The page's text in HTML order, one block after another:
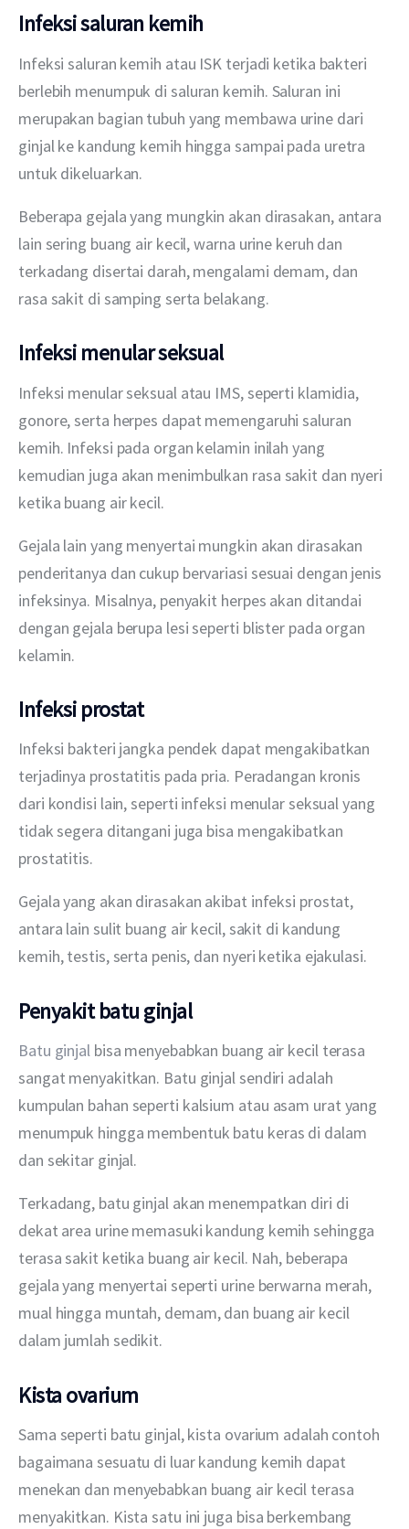
Infeksi saluran kemih
Infeksi saluran kemih atau ISK terjadi ketika bakteri
berlebih menumpuk di saluran kemih. Saluran ini
merupakan bagian tubuh yang membawa urine dari
ginjal ke kandung kemih hingga sampai pada uretra
untuk dikeluarkan.
Beberapa gejala yang mungkin akan dirasakan, antara
lain sering buang air kecil, warna urine keruh dan
terkadang disertai darah, mengalami demam, dan
rasa sakit di samping serta belakang.
Infeksi menular seksual
Infeksi menular seksual atau IMS, seperti klamidia,
gonore, serta herpes dapat memengaruhi saluran
kemih. Infeksi pada organ kelamin inilah yang
kemudian juga akan menimbulkan rasa sakit dan nyeri
ketika buang air kecil.
Gejala lain yang menyertai mungkin akan dirasakan
penderitanya dan cukup bervariasi sesuai dengan jenis
infeksinya. Misalnya, penyakit herpes akan ditandai
dengan gejala berupa lesi seperti blister pada organ
kelamin.
Infeksi prostat
Infeksi bakteri jangka pendek dapat mengakibatkan
terjadinya prostatitis pada pria. Peradangan kronis
dari kondisi lain, seperti infeksi menular seksual yang
tidak segera ditangani juga bisa mengakibatkan
prostatitis.
Gejala yang akan dirasakan akibat infeksi prostat,
antara lain sulit buang air kecil, sakit di kandung
kemih, testis, serta penis, dan nyeri ketika ejakulasi.
Penyakit batu ginjal
Batu ginjal bisa menyebabkan buang air kecil terasa
sangat menyakitkan. Batu ginjal sendiri adalah
kumpulan bahan seperti kalsium atau asam urat yang
menumpuk hingga membentuk batu keras di dalam
dan sekitar ginjal.
Terkadang, batu ginjal akan menempatkan diri di
dekat area urine memasuki kandung kemih sehingga
terasa sakit ketika buang air kecil. Nah, beberapa
gejala yang menyertai seperti urine berwarna merah,
mual hingga muntah, demam, dan buang air kecil
dalam jumlah sedikit.
Kista ovarium
Sama seperti batu ginjal, kista ovarium adalah contoh
bagaimana sesuatu di luar kandung kemih dapat
menekan dan menyebabkan buang air kecil terasa
menyakitkan. Kista satu ini juga bisa berkembang